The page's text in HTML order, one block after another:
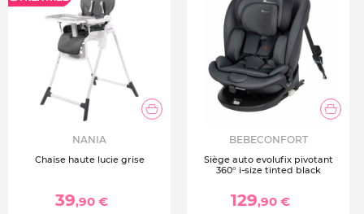
NANIA
Chaise haute lucie grise
39,90 €
BEBECONFORT
Siège auto evolufix pivotant
360° i-size tinted black
129,90 €